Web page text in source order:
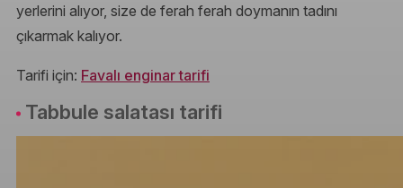
yerlerini alıyor, size de ferah ferah doymanın tadını
çıkarmak kalıyor.
Tarifi için: Favalı enginar tarifi
Tabbule salatası tarifi